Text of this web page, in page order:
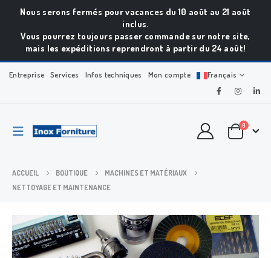
Nous serons fermés pour vacances du 10 août au 21 août
inclus.
Vous pourrez toujours passer commande sur notre site,
mais les expéditions reprendront à partir du 24 août!
Entreprise Services Infos techniques Mon compte Français
0
ACCUEIL BOUTIQUE
MACHINES ET MATÉRIAUX
NETTOYAGE ET MAINTENANCE